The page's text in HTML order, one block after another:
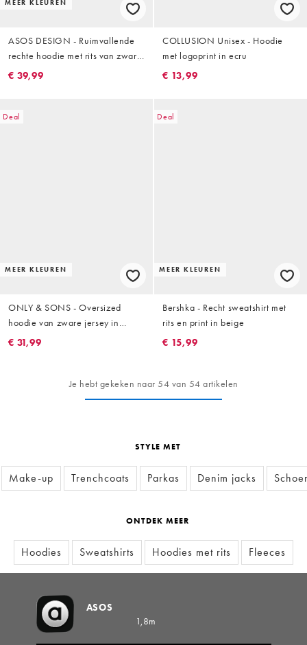
MEER KLEUREN
ASOS DESIGN - Ruimvallende
rechte hoodie met rits van zware
stof in scubastijl in gemêleerd
€ 39,99
COLLUSION Unisex - Hoodie
met logoprint in ecru
€ 13,99
Deal
MEER KLEUREN
ONLY & SONS - Oversized
hoodie van zware jersey in
beige
€ 31,99
Deal
MEER KLEUREN
Bershka - Recht sweatshirt met
rits en print in beige
€ 15,99
Je hebt gekeken naar 54 van 54 artikelen
STYLE MET
Make-up Trenchcoats Parkas Denim jacks
ONTDEK MEER
Hoodies Sweatshirts Hoodies met rits Fleeces
ASOS
1,8m